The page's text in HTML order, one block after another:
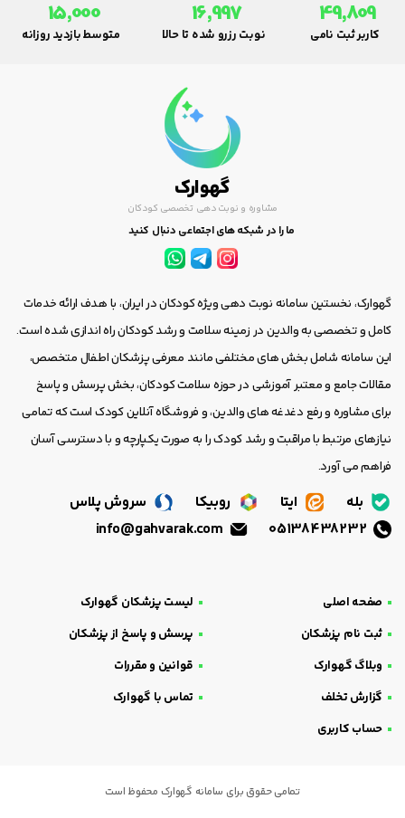
49,809
کاربر ثبت نامی
16,997
نوبت رزرو شده تا حالا
15,000
متوسط بازدید روزانه
گهوارک
مشاوره و نوبت دهی تخصصی کودکان
ما را در شبکه های اجتماعی دنبال کنید
گهوارک، نخستین سامانه نوبت دهی ویژه کودکان در ایران، با هدف ارائه خدمات
کامل و تخصصی به والدین در زمینه سلامت و رشد کودکان راه اندازی شده است.
این سامانه شامل بخش های مختلفی مانند معرفی پزشکان اطفال متخصص،
مقالات جامع و معتبر آموزشی در حوزه سلامت کودکان، بخش پرسش و پاسخ
برای مشاوره و رفع دغدغه های والدین، و فروشگاه آنلاین کودک است که تمامی
نیازهای مرتبط با مراقبت و رشد کودک را به صورت یکپارچه و با دسترسی آسان
فراهم می آورد.
بله ایتا روبیکا
سروش پلاس
صفحه اصلی
لیست پزشکان گهوارک
ثبت نام پزشکان
پرسش و پاسخ از پزشکان
وبلاگ گهوارک
قوانین و مقررات
گزارش تخلف
تماس با گهوارک
حساب کاربری
تمامی حقوق برای سامانه گهوارک محفوظ است